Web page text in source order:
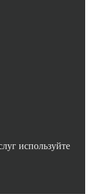
используйте